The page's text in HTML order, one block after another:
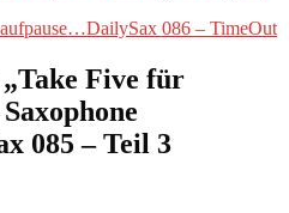
086 – TimeOut
Take Five für
085 – Teil 3